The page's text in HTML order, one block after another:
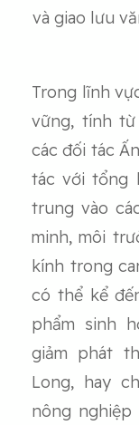
và giao lưu
Trong lĩnh
vững, tính từ
các đối tác
tác với tổng
trung vào
minh, môi
kính trong
có thể kể
phẩm sinh
giảm phát
Long, hay
nông